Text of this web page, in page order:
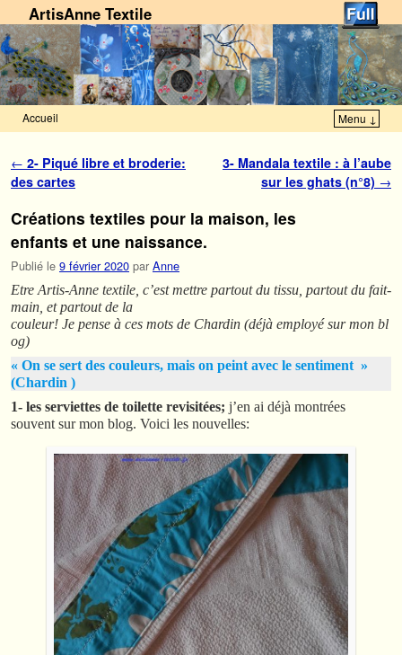
ArtisAnne Textile
Accueil Menu ↓
Navigation des articles
← 2- Piqué libre et broderie:
des cartes
3- Mandala textile : à l’aube
sur les ghats (n°8) →
Créations textiles pour la maison, les
enfants et une naissance.
Publié le 9 février 2020 par Anne
Etre Artis-Anne textile, c’est mettre partout du tissu, partout du fait-
main, et partout de la
couleur! Je pense à ces mots de Chardin (déjà employé sur mon bl
og)
« On se sert des couleurs, mais on peint avec le sentiment »
(Chardin )
1- les serviettes de toilette revisitées; j’en ai déjà montrées
souvent sur mon blog. Voici les nouvelles: